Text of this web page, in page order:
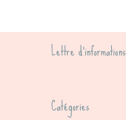
Lettre d'informations
Catégories